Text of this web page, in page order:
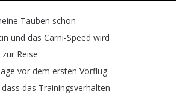
Tauben schon
und das Carni-Speed wird
zur Reise
vor dem ersten Vorflug.
dass das Trainingsverhalten